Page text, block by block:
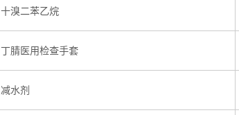
十溴二苯乙烷
丁腈医用检查手套
减水剂